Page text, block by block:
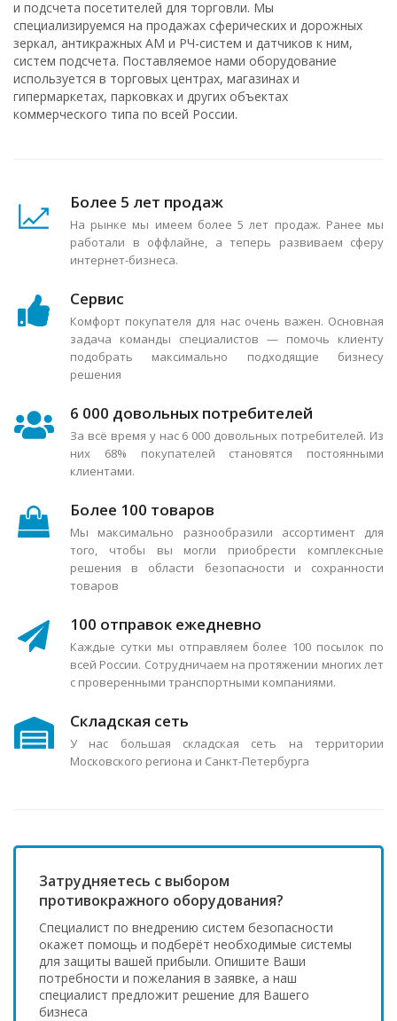
и подсчета посетителей для торговли. Мы
специализируемся на продажах сферических и дорожных
зеркал, антикражных АМ и РЧ-систем и датчиков к ним,
систем подсчета. Поставляемое нами оборудование
используется в торговых центрах, магазинах и
гипермаркетах, парковках и других объектах
коммерческого типа по всей России.
Более 5 лет продаж
На рынке мы имеем более 5 лет продаж. Ранее мы
работали в оффлайне, а теперь развиваем сферу
интернет-бизнеса.
Сервис
Комфорт покупателя для нас очень важен. Основная
задача команды специалистов — помочь клиенту
подобрать максимально подходящие бизнесу
решения
6 000 довольных потребителей
За всё время у нас 6 000 довольных потребителей. Из
них 68% покупателей становятся постоянными
клиентами.
Более 100 товаров
Мы максимально разнообразили ассортимент для
того, чтобы вы могли приобрести комплексные
решения в области безопасности и сохранности
товаров
100 отправок ежедневно
Каждые сутки мы отправляем более 100 посылок по
всей России. Сотрудничаем на протяжении многих лет
с проверенными транспортными компаниями.
Складская сеть
У нас большая складская сеть на территории
Московского региона и Санкт-Петербурга
Затрудняетесь с выбором
противокражного оборудования?
Специалист по внедрению систем безопасности
окажет помощь и подберёт необходимые системы
для защиты вашей прибыли. Опишите Ваши
потребности и пожелания в заявке, а наш
специалист предложит решение для Вашего
бизнеса